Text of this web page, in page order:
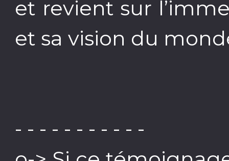
et revient sur
et sa vision du
- - - - - - - - - - -